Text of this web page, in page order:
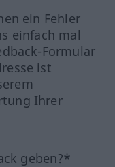
ein Fehler
einfach mal
Formular
ist
Ihrer
geben?*